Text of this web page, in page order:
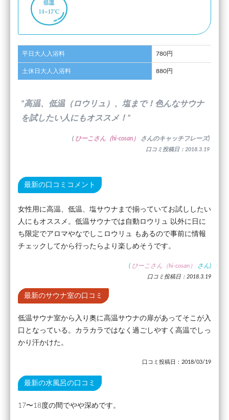
平日大人入浴料 780円
土休日大人入浴料 880円
”高温、低温（ロウリュ）、塩まで！色んなサウナ
を試したい人にもオススメ！”
( ひーこさん（hi-cosan） さんのキャッチフレーズ)
口コミ投稿日：2018.3.19
最新の口コミコメント
女性用に高温、低温、塩サウナまで揃っていてお試ししたい
人にもオススメ。低温サウナでは自動ロウリュ 以外に日に
ち限定でアロマやなでしこロウリュ もあるので事前に情報
チェックしてから行ったらより楽しめそうです。
( ひーこさん（hi-cosan） さん)
口コミ投稿日：2018.3.19
最新のサウナ室の口コミ
低温サウナ室から入り奥に高温サウナの扉があってそこが入
口となっている。カラカラではなく過ごしやすく高温でしっ
かり汗かけた。
口コミ投稿日：2018/03/19
最新の水風呂の口コミ
17〜18度の間でやや深めです。